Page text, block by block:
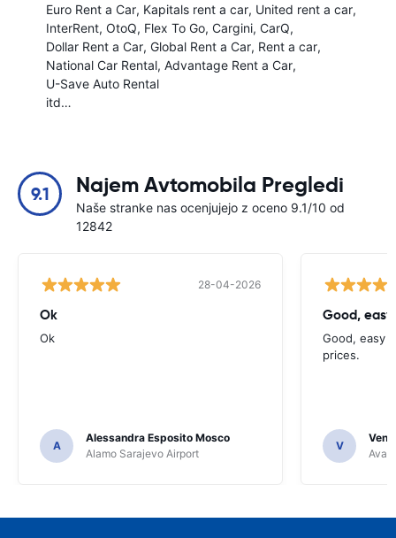
Euro Rent a Car Kapitals rent a car United rent a car
InterRent OtoQ Flex To Go Cargini CarQ
Dollar Rent a Car Global Rent a Car Rent a car
National Car Rental Advantage Rent a Car
U-Save Auto Rental
itd…
9.1 Najem Avtomobila Pregledi
Naše stranke nas ocenjujejo z oceno 9.1/10 od
12842
28-04-2026
Ok
Ok
A
Alessandra Esposito Mosco
Alamo Sarajevo Airport
Good,
Good, easy
prices.
V